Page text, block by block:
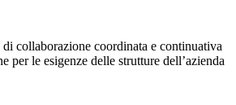
collaborazione coordinata e continuativa
le esigenze delle strutture dell’azienda